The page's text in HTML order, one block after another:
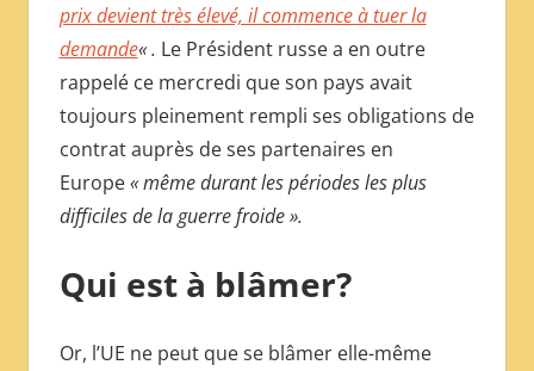
prix devient très élevé, il commence à tuer la
demande« . Le Président russe a en outre
rappelé ce mercredi que son pays avait
toujours pleinement rempli ses obligations de
contrat auprès de ses partenaires en
Europe« même durant les périodes les plus
difficiles de la guerre froide ».
Qui est à blâmer?
Or, l’UE ne peut que se blâmer elle-même